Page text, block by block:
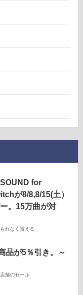
for
が8/8,8/15(土）
。15万曲が対
もれなく貰える
品が5％引き。～
店舗のセール